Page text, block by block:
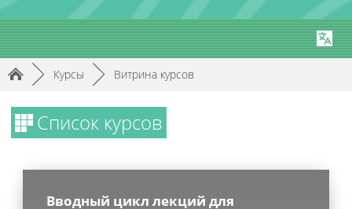
► Курсы ► Витрина курсов
Список курсов
Вводный цикл лекций для